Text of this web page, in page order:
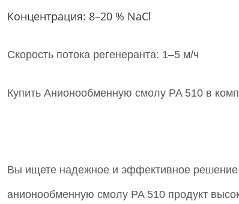
Концентрация: 8–20 % NaCl
Скорость потока регенеранта: 1–5 м/ч
Купить Анионообменную смолу PA 510 в
Вы ищете надежное и эффективное решение
анионообменную смолу PA 510 продукт